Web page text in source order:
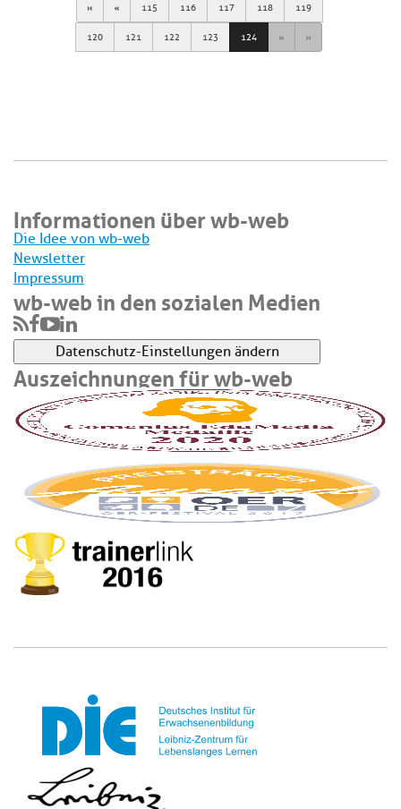
First Previous
115 116 117 118 119
120 121 122 123 124 Next Last
Informationen über wb-web
Die Idee von wb-web
Newsletter
Impressum
wb-web in den sozialen Medien
Datenschutz-Einstellungen ändern
Auszeichnungen für wb-web